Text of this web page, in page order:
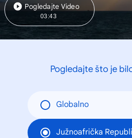
Pogledajte Video
03:43
Pogledajte što je
Globalno
Južnoafrička